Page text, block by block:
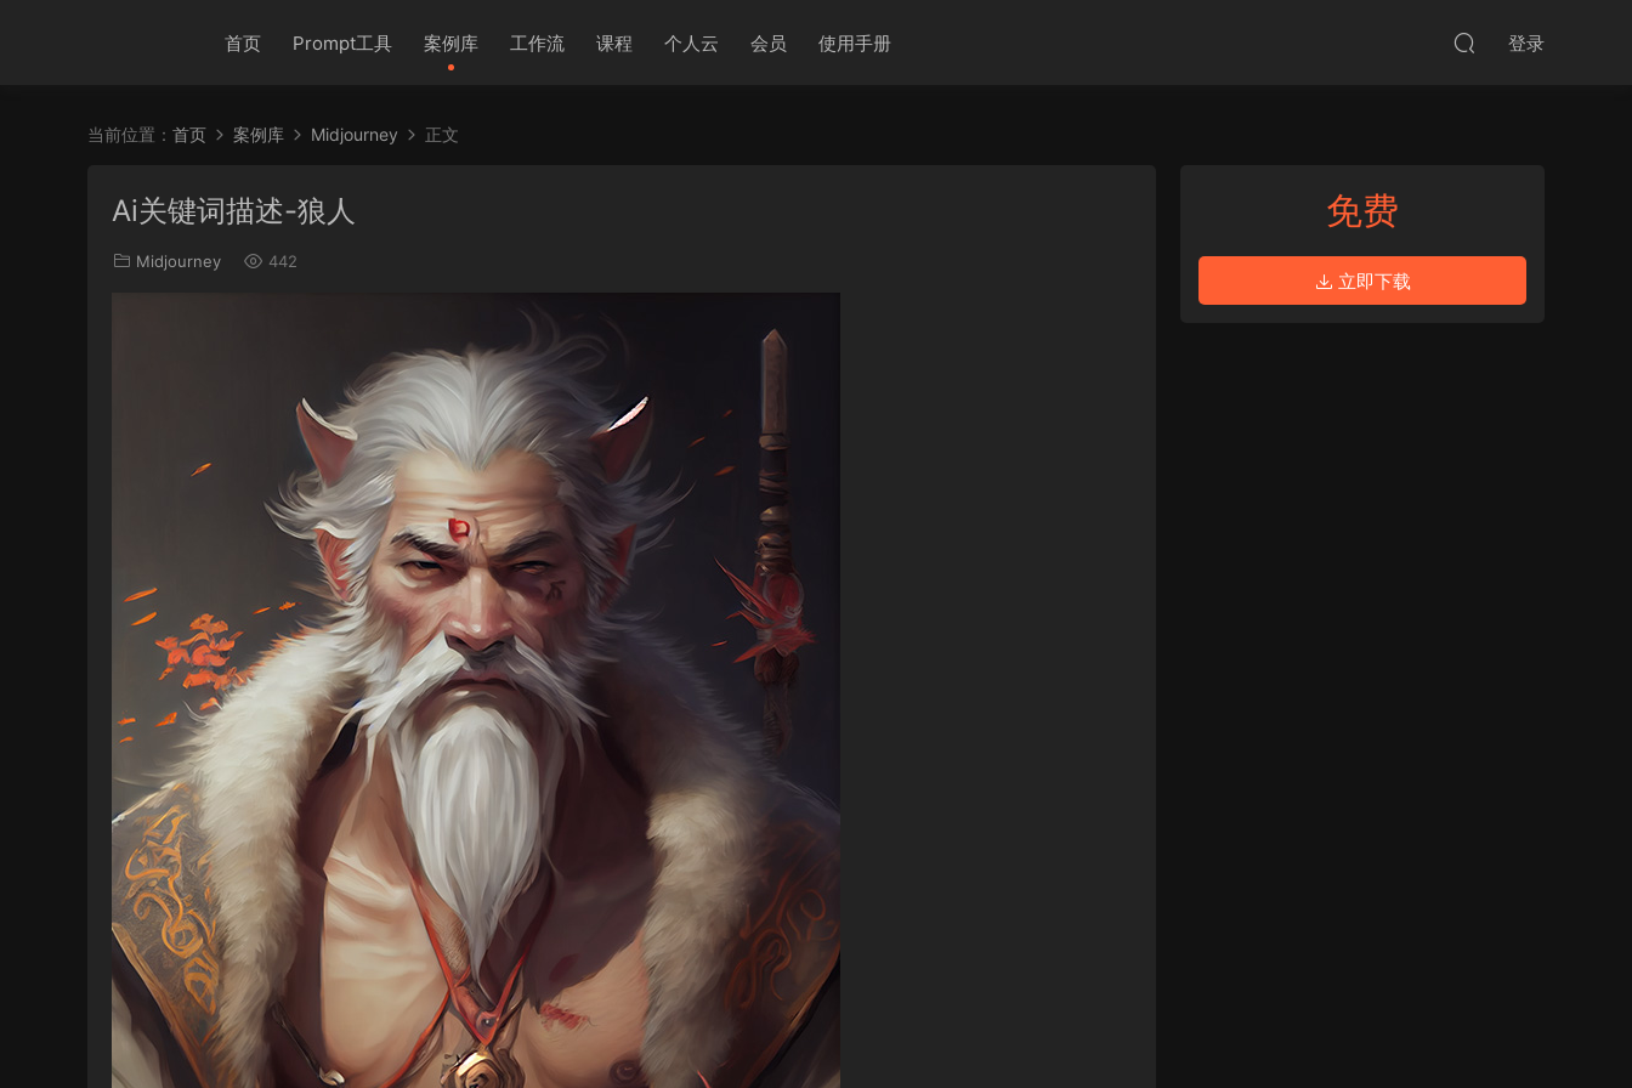
首页 Prompt工具 案例库 工作流 课程 个人云 会员 使用手册 登录
当前位置： 首页 案例库 Midjourney 正文
Ai关键词描述-狼人
Midjourney 442
免费
立即下载